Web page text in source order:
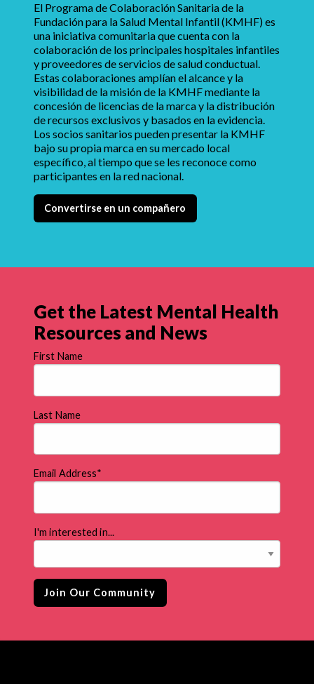
El Programa de Colaboración Sanitaria de la
Fundación para la Salud Mental Infantil (KMHF) es
una iniciativa comunitaria que cuenta con la
colaboración de los principales hospitales infantiles
y proveedores de servicios de salud conductual.
Estas colaboraciones amplían el alcance y la
visibilidad de la misión de la KMHF mediante la
concesión de licencias de la marca y la distribución
de recursos exclusivos y basados en la evidencia.
Los socios sanitarios pueden presentar la KMHF
bajo su propia marca en su mercado local
específico, al tiempo que se les reconoce como
participantes en la red nacional.
Convertirse en un compañero
Get the Latest Mental Health
Resources and News
First Name
Last Name
Email Address*
I'm interested in...